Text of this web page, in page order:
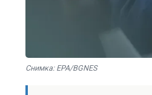
Снимка: EPA/BGNES